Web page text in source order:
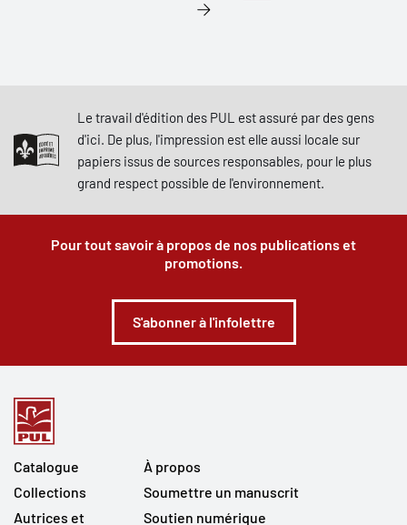
Le travail d'édition des PUL est assuré par des gens
d'ici. De plus, l'impression est elle aussi locale sur
papiers issus de sources responsables, pour le plus
grand respect possible de l'environnement.
Pour tout savoir à propos de nos publications et
promotions.
S'abonner à l'infolettre
Catalogue
Collections
Autrices et
À propos
Soumettre un manuscrit
Soutien numérique